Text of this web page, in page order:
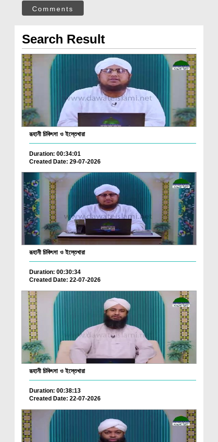
Comments
Search Result
রূহানী চিকিৎসা ও ইস্তেখারা
Duration: 00:34:01
Created Date: 29-07-2026
রূহানী চিকিৎসা ও ইস্তেখারা
Duration: 00:30:34
Created Date: 22-07-2026
রূহানী চিকিৎসা ও ইস্তেখারা
Duration: 00:38:13
Created Date: 22-07-2026